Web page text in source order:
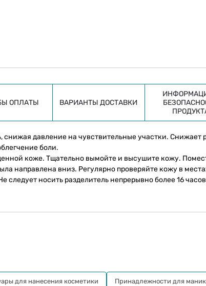
ОПЛАТЫ ВАРИАНТЫ ДОСТАВКИ
снижая давление на чувствительные участки. Снижает
боли.
коже. Тщательно вымойте и высушите кожу.
направлена вниз. Регулярно проверяйте кожу в
носить разделитель непрерывно более 16
для нанесения косметики Принадлежности для